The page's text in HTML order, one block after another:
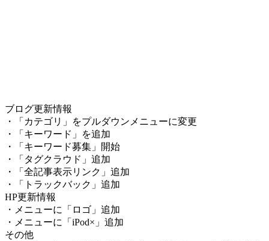
ブログ更新情報
・「カテゴリ」をプルダウンメニューに変更
・「キーワード」を追加
・「キーワード募集」開始
・「タグクラウド」追加
・「全記事表示リンク」追加
・「トラックバック」追加
HP更新情報
・メニューに「ロゴ」追加
・メニューに「iPod×」追加
その他